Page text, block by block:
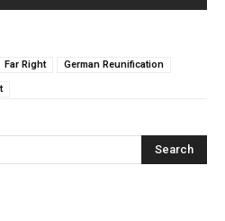
Far Right German Reunification
Search